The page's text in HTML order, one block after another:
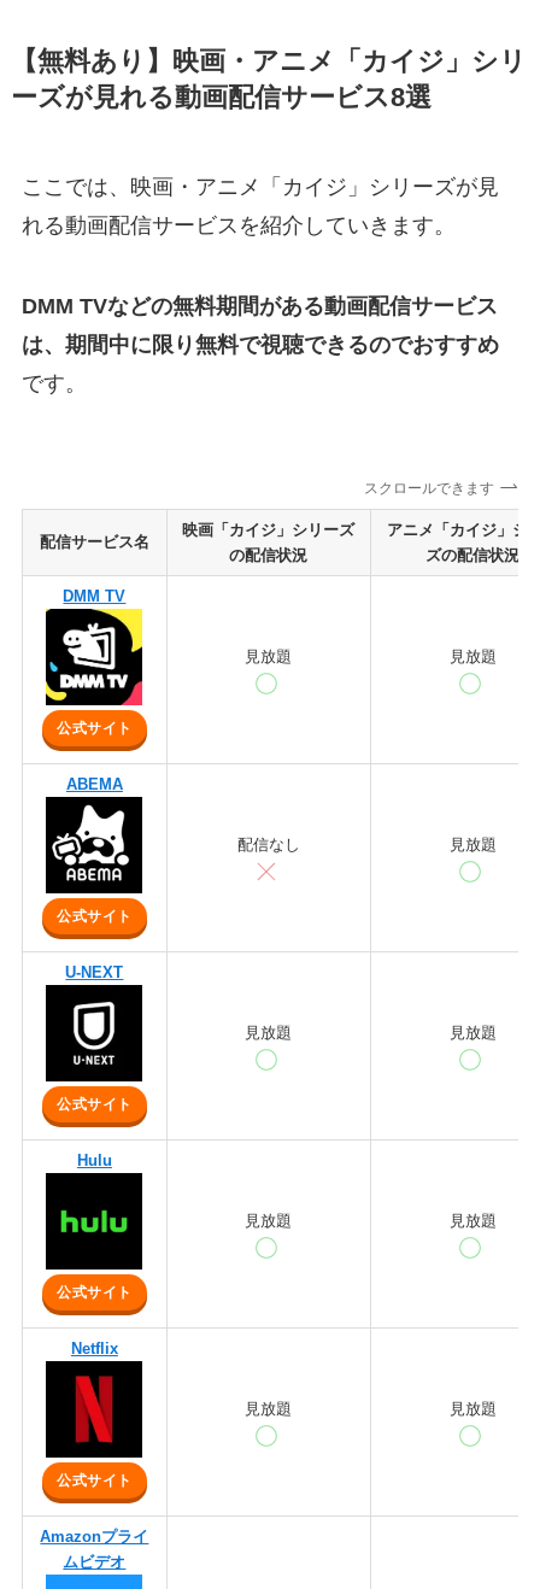
【無料あり】映画・アニメ「カイジ」シリ
ーズが見れる動画配信サービス8選
ここでは、映画・アニメ「カイジ」シリーズが見
れる動画配信サービスを紹介していきます。
DMM TVなどの無料期間がある動画配信サービス
は、期間中に限り無料で視聴できるのでおすすめ
です。
スクロールできます
配信サービス名
映画「カイジ」シリーズ
の配信状況
アニメ「カイジ」シ
ズの配信状況
DMM TV
公式サイト
見放題 見放題
ABEMA
公式サイト
配信なし 見放題
U-NEXT
公式サイト
見放題 見放題
Hulu
公式サイト
見放題 見放題
Netflix
公式サイト
見放題 見放題
Amazonプライ
ムビデオ